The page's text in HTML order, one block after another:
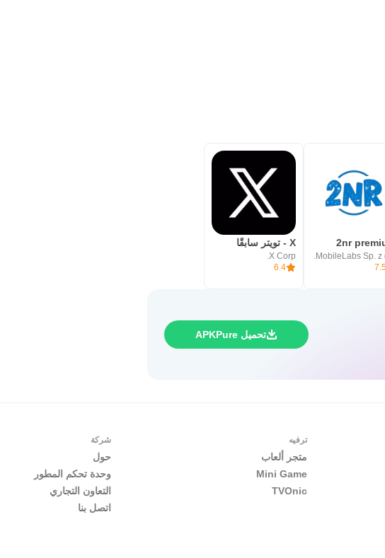
2nr
MobileLabs Sp. z
X - تويتر سابقًا
X Corp.
6.4
تحميل APKPure
ترفيه
متجر ألعاب
Mini Game
TVOnic
شركة
حول
وحدة تحكم المطور
التعاون التجاري
اتصل بنا